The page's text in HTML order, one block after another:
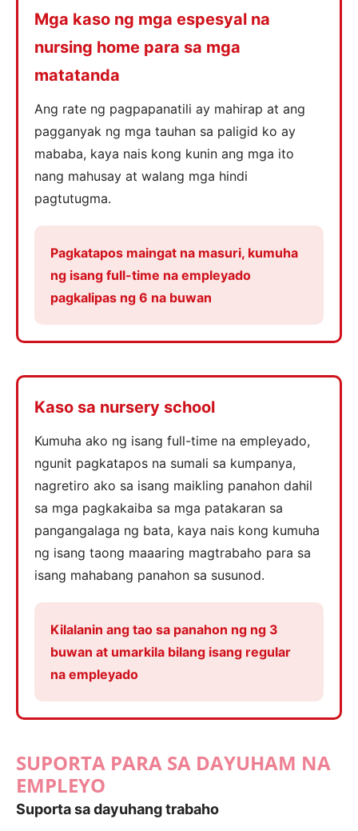
Mga kaso ng mga espesyal na
nursing home para sa mga
matatanda
Ang rate ng pagpapanatili ay mahirap at ang
pagganyak ng mga tauhan sa paligid ko ay
mababa, kaya nais kong kunin ang mga ito
nang mahusay at walang mga hindi
pagtutugma.
Pagkatapos maingat na masuri, kumuha
ng isang full-time na empleyado
pagkalipas ng 6 na buwan
Kaso sa nursery school
Kumuha ako ng isang full-time na empleyado,
ngunit pagkatapos na sumali sa kumpanya,
nagretiro ako sa isang maikling panahon dahil
sa mga pagkakaiba sa mga patakaran sa
pangangalaga ng bata, kaya nais kong kumuha
ng isang taong maaaring magtrabaho para sa
isang mahabang panahon sa susunod.
Kilalanin ang tao sa panahon ng ng 3
buwan at umarkila bilang isang regular
na empleyado
SUPORTA PARA SA DAYUHAM NA
EMPLEYO
Suporta sa dayuhang trabaho